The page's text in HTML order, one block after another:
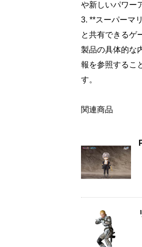
や新しいパワー
3. **スーパーマ
と共有できるゲ
製品の具体的な
報を参照するこ
す。
関連商品